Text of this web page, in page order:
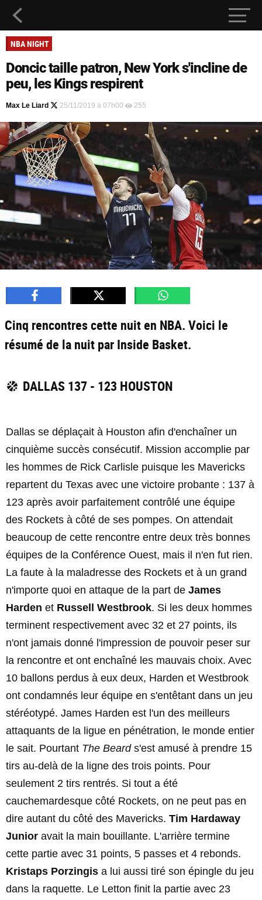
NBA NIGHT
Doncic taille patron, New York s'incline de
peu, les Kings respirent
Max Le Liard 25/11/2019 à 07h00 255
Cinq rencontres cette nuit en NBA. Voici le
résumé de la nuit par Inside Basket.
DALLAS 137 - 123 HOUSTON
Dallas se déplaçait à Houston afin d'enchaîner un
cinquième succès consécutif. Mission accomplie par
les hommes de Rick Carlisle puisque les Mavericks
repartent du Texas avec une victoire probante : 137 à
123 après avoir parfaitement contrôlé une équipe
des Rockets à côté de ses pompes. On attendait
beaucoup de cette rencontre entre deux très bonnes
équipes de la Conférence Ouest, mais il n'en fut rien.
La faute à la maladresse des Rockets et à un grand
n'importe quoi en attaque de la part de James
Harden et Russell Westbrook. Si les deux hommes
terminent respectivement avec 32 et 27 points, ils
n'ont jamais donné l'impression de pouvoir peser sur
la rencontre et ont enchaîné les mauvais choix. Avec
10 ballons perdus à eux deux, Harden et Westbrook
ont condamnés leur équipe en s'entêtant dans un jeu
stéréotypé. James Harden est l'un des meilleurs
attaquants de la ligue en pénétration, le monde entier
le sait. Pourtant The Beards'est amusé à prendre 15
tirs au-delà de la ligne des trois points. Pour
seulement 2 tirs rentrés. Si tout a été
cauchemardesque côté Rockets, on ne peut pas en
dire autant du côté des Mavericks. Tim Hardaway
Junior avait la main bouillante. L'arrière termine
cette partie avec 31 points, 5 passes et 4 rebonds.
Kristaps Porzingis a lui aussi tiré son épingle du jeu
dans la raquette. Le Letton finit la partie avec 23